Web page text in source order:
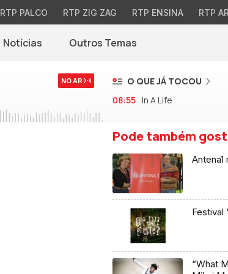
RTP PALCO RTP ZIG ZAG RTP ENSINA RTP
Notícias(abre em nova janela)
Outros Temas
NO AR
O QUE JÁ TOCOU
08:55 In A Life
Pode também
Antena1
Festival
“What